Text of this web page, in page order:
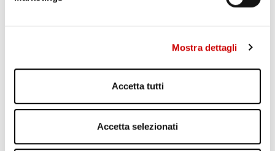
Mostra dettagli
Accetta tutti
Accetta selezionati
TRAGEDIA IERI AD ERCOLANO: UN OPERAIO E’ MORTO